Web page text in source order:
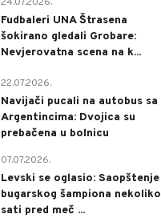
Fudbaleri UNA Štrasena
šokirano gledali Grobare:
Nevjerovatna scena na k...
22.07.2026.
Navijači pucali na autobus sa
Argentincima: Dvojica su
prebačena u bolnicu
07.07.2026.
Levski se oglasio: Saopštenje
bugarskog šampiona nekoliko
sati pred meč ...